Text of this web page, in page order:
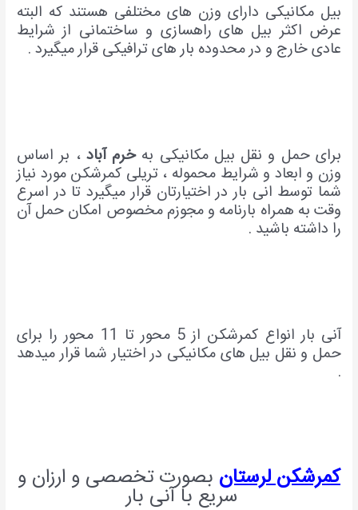
بیل مکانیکی دارای وزن های مختلفی هستند که البته
عرض اکثر بیل های راهسازی و ساختمانی از شرایط
عادی خارج و در محدوده بار های ترافیکی قرار میگیرد .
برای حمل و نقل بیل مکانیکی بهخرم آباد ، بر اساس
وزن و ابعاد و شرایط محموله ، تریلی کمرشکن مورد نیاز
شما توسط انی بار در اختیارتان قرار میگیرد تا در اسرع
وقت به همراه بارنامه و مجوزم مخصوص امکان حمل آن
را داشته باشید .
آنی بار انواع کمرشکن از 5 محور تا 11 محور را برای
حمل و نقل بیل های مکانیکی در اختیار شما قرار میدهد
.
کمرشکن لرستان بصورت تخصصی و ارزان و
سریع با آنی بار